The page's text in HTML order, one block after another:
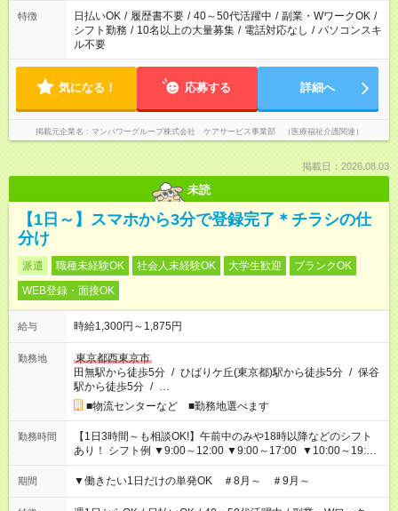
派遣法（日雇い派遣の原則禁止）により、短時間・短期間の就
業はご案内が難しい場合があります
特徴 日払いOK / 履歴書不要 / 40～50代活躍中 / 副業・WワークOK /
シフト勤務 / 10名以上の大量募集 / 電話対応なし / パソコンスキ
ル不要
気になる！ 応募する 詳細へ
掲載元企業名 マンパワーグループ株式会社 ケアサービス事業部 （医療福祉介護関連）
掲載日：2026.08.03
未読
【1日～】スマホから3分で登録完了＊チラシの仕
分け
派遣 職種未経験OK 社会人未経験OK 大学生歓迎
ブランクOK
WEB登録・面接OK
給与 時給1,300円～1,875円
勤務地
東京都西東京市
田無駅から徒歩5分 / ひばりケ丘(東京都)駅から徒歩5分 / 保谷
駅から徒歩5分 / …
■物流センターなど ■勤務地選べます
勤務時間
【1日3時間～も相談OK!】午前中のみや18時以降などのシフト
あり！ シフト例 ▼9:00～12:00 ▼9:00～17:00 ▼10:00～19:00
▼18:00～21:00
期間 ▼働きたい1日だけの単発OK ＃8月～ ＃9月～